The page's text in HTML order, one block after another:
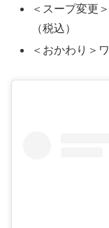
＜スープ変更
（税込）
＜おかわり＞